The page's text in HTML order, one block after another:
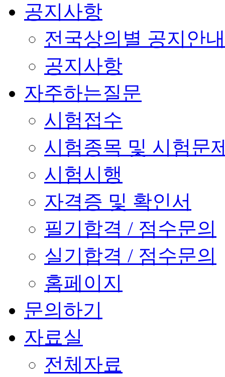
공지사항
전국상의별 공지안내
공지사항
자주하는질문
시험접수
시험종목 및 시험문
시험시행
자격증 및 확인서
필기합격 / 점수문의
실기합격 / 점수문의
홈페이지
문의하기
자료실
전체자료